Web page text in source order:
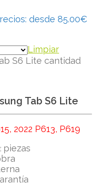
desde 85.00€
Limpiar
S6 Lite cantidad
Tab S6 Lite
2022 P613, P619
piezas